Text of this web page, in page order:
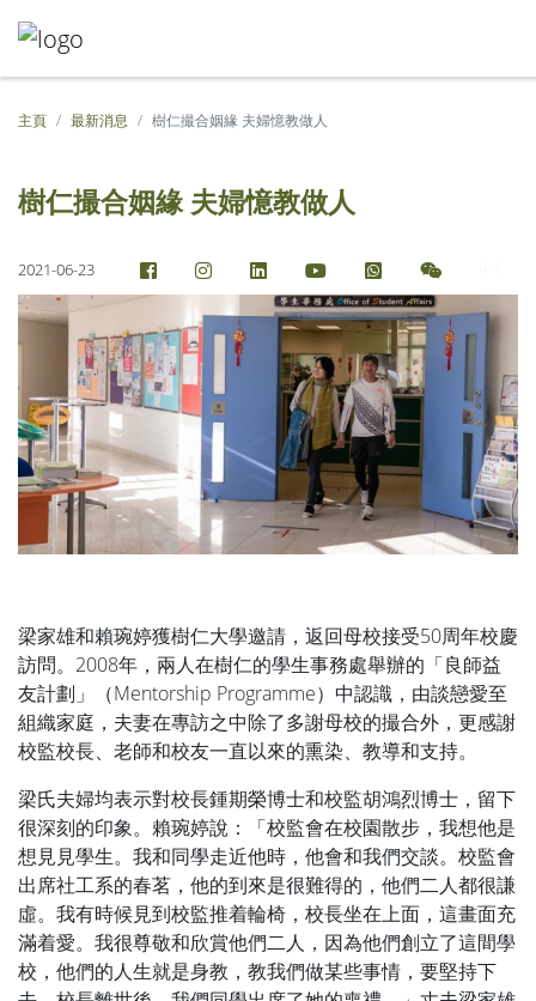
主頁 最新消息 樹仁撮合姻緣 夫婦憶教做人
樹仁撮合姻緣 夫婦憶教做人
2021-06-23
梁家雄和賴琬婷獲樹仁大學邀請，返回母校接受50周年校慶
訪問。2008年，兩人在樹仁的學生事務處舉辦的「良師益
友計劃」（Mentorship Programme）中認識，由談戀愛至
組織家庭，夫妻在專訪之中除了多謝母校的撮合外，更感謝
校監校長、老師和校友一直以來的熏染、教導和支持。
梁氏夫婦均表示對校長鍾期榮博士和校監胡鴻烈博士，留下
很深刻的印象。賴琬婷說：「校監會在校園散步，我想他是
想見見學生。我和同學走近他時，他會和我們交談。校監會
出席社工系的春茗，他的到來是很難得的，他們二人都很謙
虛。我有時候見到校監推着輪椅，校長坐在上面，這畫面充
滿着愛。我很尊敬和欣賞他們二人，因為他們創立了這間學
校，他們的人生就是身教，教我們做某些事情，要堅持下